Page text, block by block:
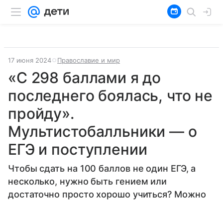
17 июня 2024 Православие и мир
«С 298 баллами я до
последнего боялась, что не
пройду».
Мультистобалльники — о
ЕГЭ и поступлении
Чтобы сдать на 100 баллов не один ЕГЭ, а
несколько, нужно быть гением или
достаточно просто хорошо учиться? Можно